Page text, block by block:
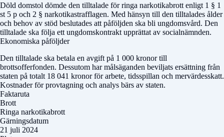
Döld domstol dömde den tilltalade för ringa narkotikabrott enligt 1 § 1
st 5 p och 2 § narkotikastrafflagen. Med hänsyn till den tilltalades ålder
och behov av stöd beslutades att påföljden ska bli ungdomsvård. Den
tilltalade ska följa ett ungdomskontrakt upprättat av socialnämnden.
Ekonomiska påföljder
Den tilltalade ska betala en avgift på 1 000 kronor till
brottsofferfonden. Dessutom har målsäganden beviljats ersättning från
staten på totalt 18 041 kronor för arbete, tidsspillan och mervärdesskatt.
Kostnader för provtagning och analys bärs av staten.
Faktaruta
Brott
Ringa narkotikabrott
Gärningsdatum
21 juli 2024